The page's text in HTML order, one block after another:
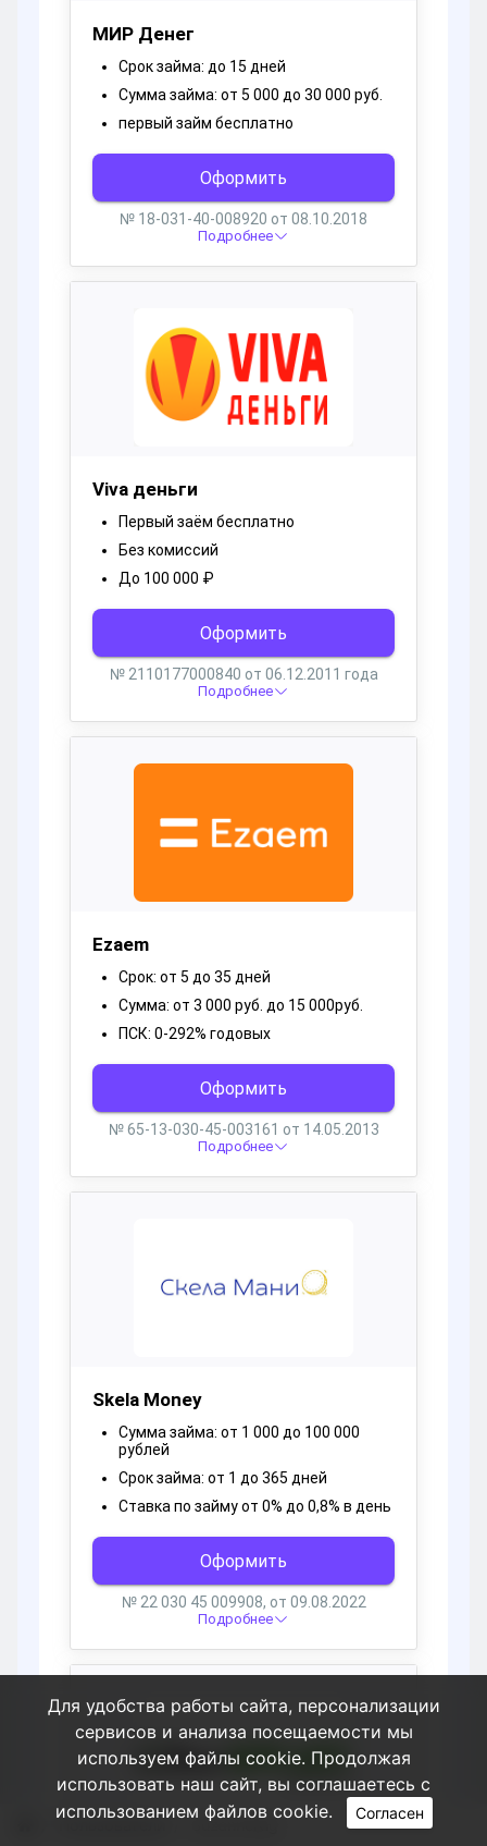
Пользователи SuzanneNig
Для удобства работы сайта, персонализации
сервисов и анализа посещаемости мы
используем файлы cookie. Продолжая
использовать наш сайт, вы соглашаетесь с
использованием файлов cookie.
Согласен